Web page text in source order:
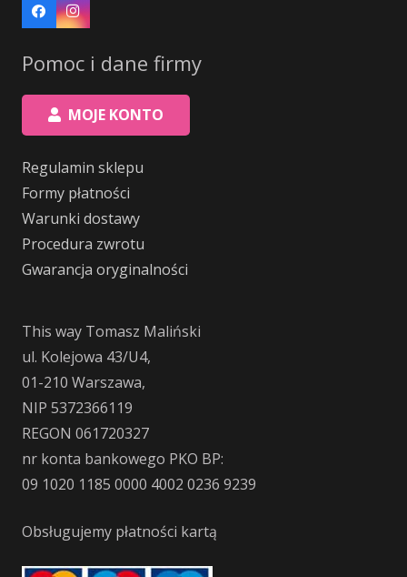
Pomoc i dane firmy
MOJE KONTO
Regulamin sklepu
Formy płatności
Warunki dostawy
Procedura zwrotu
Gwarancja oryginalności
This way Tomasz Maliński
ul. Kolejowa 43/U4,
01-210 Warszawa,
NIP 5372366119
REGON 061720327
nr konta bankowego PKO BP:
09 1020 1185 0000 4002 0236 9239
Obsługujemy płatności kartą